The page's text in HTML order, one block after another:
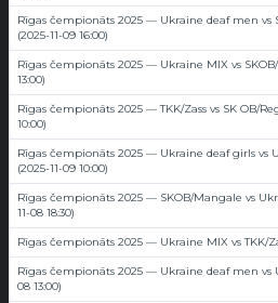
Rīgas čempionāts 2025 — Ukraine deaf men vs
(2025-11-09 16:00)
Rīgas čempionāts 2025 — Ukraine MIX vs
13:00)
Rīgas čempionāts 2025 — TKK/Zass vs SK OB/
10:00)
Rīgas čempionāts 2025 — Ukraine deaf girls vs
(2025-11-09 10:00)
Rīgas čempionāts 2025 — SKOB/Mangale vs
11-08 18:30)
Rīgas čempionāts 2025 — Ukraine MIX vs TKK/
Rīgas čempionāts 2025 — Ukraine deaf men vs
08 13:00)